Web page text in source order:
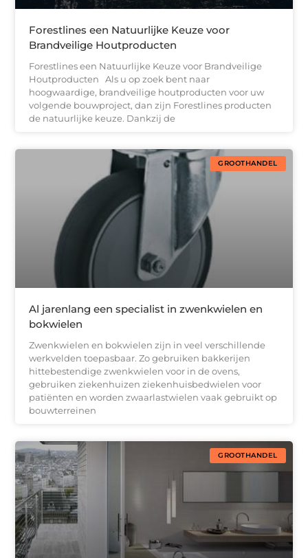
Forestlines een Natuurlijke Keuze voor
Brandveilige Houtproducten
Forestlines een Natuurlijke Keuze voor Brandveilige
Houtproducten Als u op zoek bent naar
hoogwaardige, brandveilige houtproducten voor uw
volgende bouwproject, dan zijn Forestlines producten
de natuurlijke keuze. Dankzij de
GROOTHANDEL
Al jarenlang een specialist in zwenkwielen en
bokwielen
Zwenkwielen en bokwielen zijn in veel verschillende
werkvelden toepasbaar. Zo gebruiken bakkerijen
hittebestendige zwenkwielen voor in de ovens,
gebruiken ziekenhuizen ziekenhuisbedwielen voor
patiënten en worden zwaarlastwielen vaak gebruikt op
bouwterreinen
GROOTHANDEL